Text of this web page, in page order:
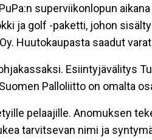
superviikonlopun
ja golf -paketti, johon
Huutokaupasta saadut
Esiintyjävälitys
Palloliitto on omalta
pelaajille. Anomuksen
tarvitsevan nimi ja